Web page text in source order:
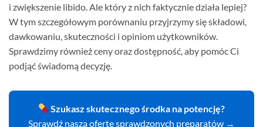
i zwiększenie libido. Ale który z nich faktycznie działa lepiej?
W tym szczegółowym porównaniu przyjrzymy się składowi,
dawkowaniu, skuteczności i opiniom użytkowników.
Sprawdzimy również ceny oraz dostępność, aby pomóc Ci
podjąć świadomą decyzję.
Szukasz skutecznego środka na potencję?
Sprawdź naszą ofertę sprawdzonych preparatów →